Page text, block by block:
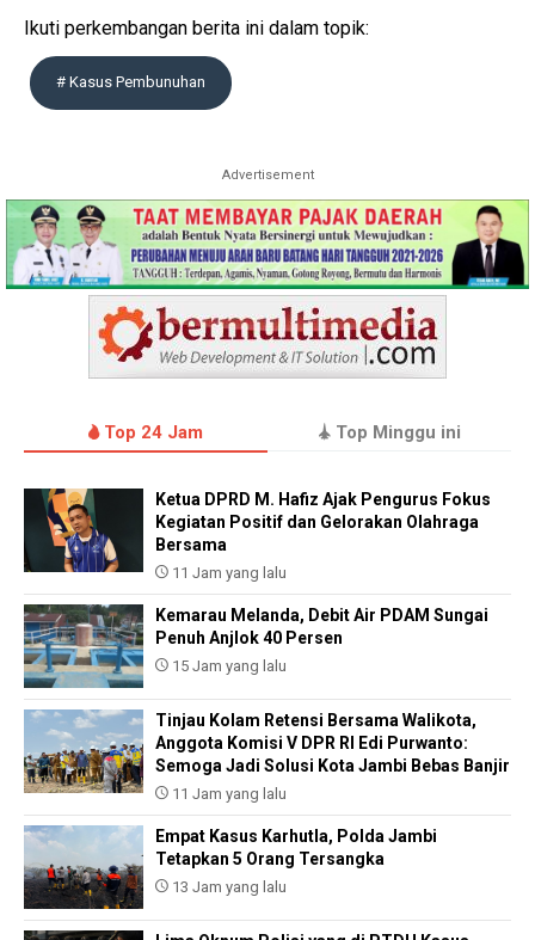
Ikuti perkembangan berita ini dalam topik:
# Kasus Pembunuhan
Advertisement
Top 24 Jam Top Minggu ini
Ketua DPRD M. Hafiz Ajak Pengurus Fokus
Kegiatan Positif dan Gelorakan Olahraga
Bersama
11 Jam yang lalu
Kemarau Melanda, Debit Air PDAM Sungai
Penuh Anjlok 40 Persen
15 Jam yang lalu
Tinjau Kolam Retensi Bersama Walikota,
Anggota Komisi V DPR RI Edi Purwanto:
Semoga Jadi Solusi Kota Jambi Bebas Banjir
11 Jam yang lalu
Empat Kasus Karhutla, Polda Jambi
Tetapkan 5 Orang Tersangka
13 Jam yang lalu